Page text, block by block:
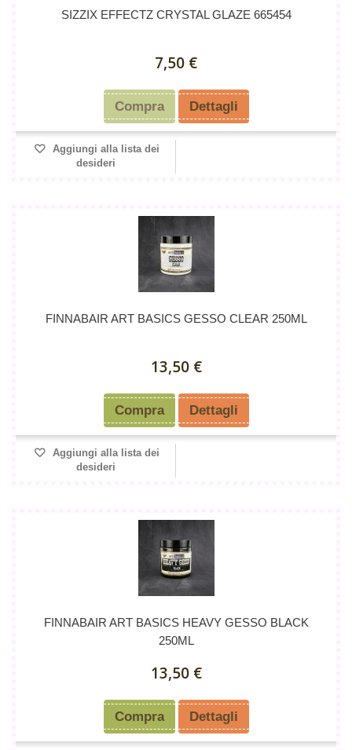
SIZZIX EFFECTZ CRYSTAL GLAZE 665454
7,50 €
Compra Dettagli
Aggiungi alla lista dei
desideri
FINNABAIR ART BASICS GESSO CLEAR 250ML
13,50 €
Compra Dettagli
Aggiungi alla lista dei
desideri
FINNABAIR ART BASICS HEAVY GESSO BLACK
250ML
13,50 €
Compra Dettagli